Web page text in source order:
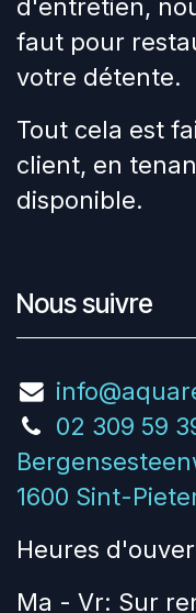
d'entretien,
faut pour
votre détente.
Tout cela est
client, en
disponible.
Nous suivre
02 309 59
1600 Sint-
Heures
Ma - Vr: Sur